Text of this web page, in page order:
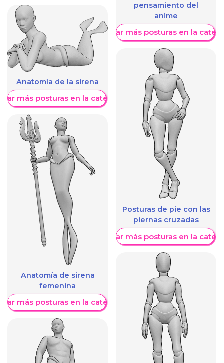
Anatomía de la sirena
más posturas en la categoría
Anatomía de sirena
femenina
más posturas en la categoría
pensamiento del
anime
Mostrar más posturas en la
Posturas de pie con las
piernas cruzadas
Mostrar más posturas en la